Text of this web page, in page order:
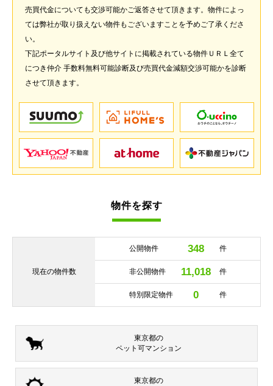
売買代金についても交渉可能かご返答させて頂きます。物件によっ
ては弊社が取り扱えない物件もございますことを予めご了承くださ
い。
下記ポータルサイト及び他サイトに掲載されている物件ＵＲＬ全て
につき仲介 手数料無料可能診断及び売買代金減額交渉可能かを診断
させて頂きます。
物件を探す
現在の物件数
公開物件 348 件
非公開物件 11,018 件
特別限定物件 0 件
東京都の
ペット可マンション
東京都の